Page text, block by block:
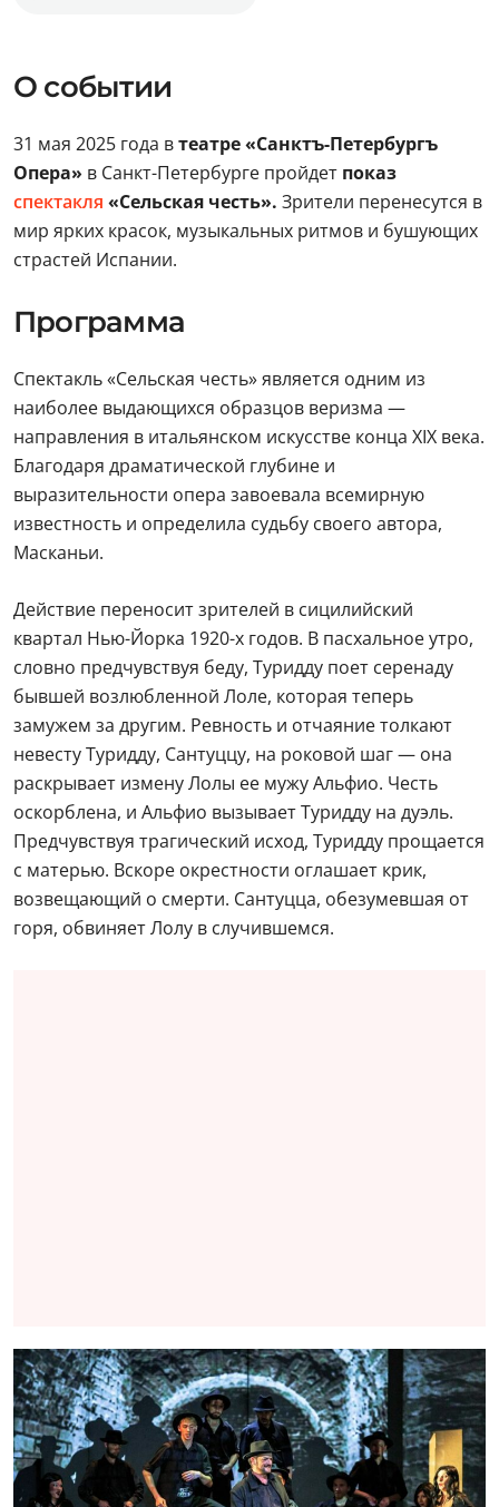
О событии
31 мая 2025 года втеатре «Санктъ-Петербургъ
Опера» в Санкт-Петербурге пройдет показ
спектакля «Сельская честь». Зрители перенесутся в
мир ярких красок, музыкальных ритмов и бушующих
страстей Испании.
Программа
Спектакль «Сельская честь» является одним из
наиболее выдающихся образцов веризма —
направления в итальянском искусстве конца XIX века.
Благодаря драматической глубине и
выразительности опера завоевала всемирную
известность и определила судьбу своего автора,
Масканьи.
Действие переносит зрителей в сицилийский
квартал Нью-Йорка 1920-х годов. В пасхальное утро,
словно предчувствуя беду, Туридду поет серенаду
бывшей возлюбленной Лоле, которая теперь
замужем за другим. Ревность и отчаяние толкают
невесту Туридду, Сантуццу, на роковой шаг — она
раскрывает измену Лолы ее мужу Альфио. Честь
оскорблена, и Альфио вызывает Туридду на дуэль.
Предчувствуя трагический исход, Туридду прощается
с матерью. Вскоре окрестности оглашает крик,
возвещающий о смерти. Сантуцца, обезумевшая от
горя, обвиняет Лолу в случившемся.